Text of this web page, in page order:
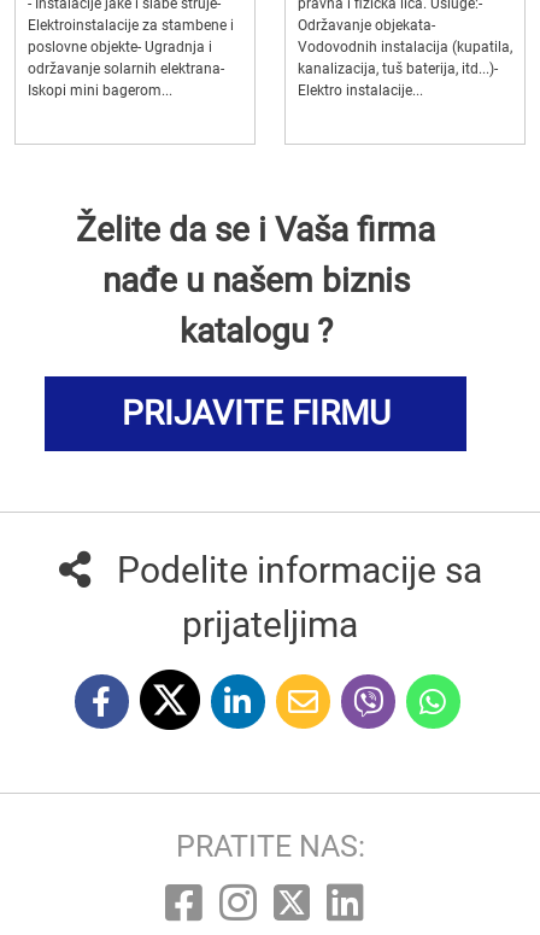
- Instalacije jake i slabe struje-
Elektroinstalacije za stambene i
poslovne objekte- Ugradnja i
održavanje solarnih elektrana-
Iskopi mini bagerom...
pravna i fizička lica. Usluge:-
Održavanje objekata-
Vodovodnih instalacija (kupatila,
kanalizacija, tuš baterija, itd...)-
Elektro instalacije...
Želite da se i Vaša firma
nađe u našem biznis
katalogu ?
PRIJAVITE FIRMU
Podelite informacije sa
prijateljima
PRATITE NAS: